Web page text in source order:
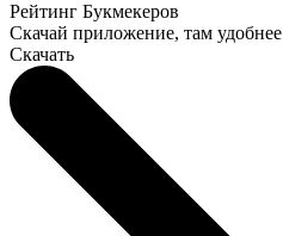
Рейтинг Букмекеров
Скачай приложение, там удобнее
Скачать